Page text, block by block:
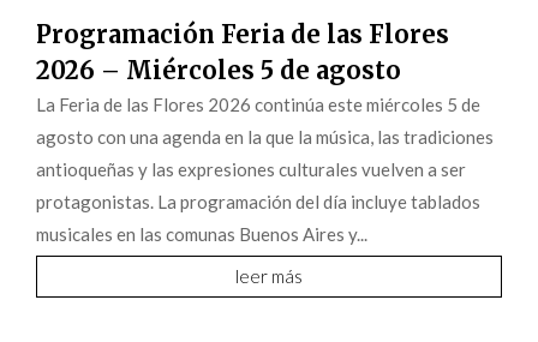
Programación Feria de las Flores
2026 – Miércoles 5 de agosto
La Feria de las Flores 2026 continúa este miércoles 5 de
agosto con una agenda en la que la música, las tradiciones
antioqueñas y las expresiones culturales vuelven a ser
protagonistas. La programación del día incluye tablados
musicales en las comunas Buenos Aires y...
leer más